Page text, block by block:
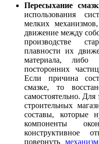
Пересыхание
использования
мелких
движение между
производстве
плавности их
материала, либо
посторонних
Если причина
смазке, то
самостоятельно. Для
строительных
составы, которые
компоненты
конструктивное
повернуть механизм